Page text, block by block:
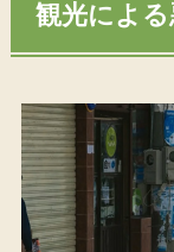
観光によ